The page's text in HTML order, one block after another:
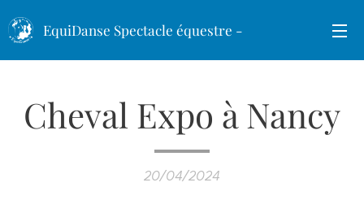
EquiDanse Spectacle équestre -
Cheval Expo à Nancy
20/04/2024